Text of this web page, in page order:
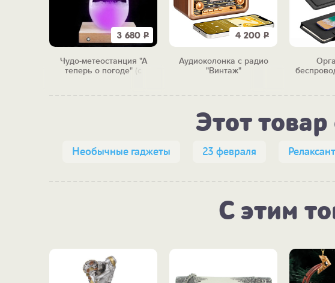
3 680 Р
Чудо-метеостанция "А
теперь о погоде" (с
4 200 Р
Аудиоколонка с радио
"Винтаж"
Этот
Необычные гаджеты 23 февраля
С этим